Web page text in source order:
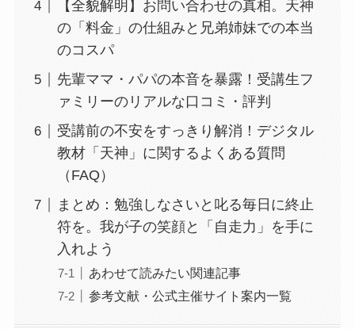
【全貌解明】お問い合わせの真相。天神
の「料金」の仕組みと兄弟姉妹での本当
のコスパ
先輩ママ・パパの本音を暴露！受講生フ
ァミリーのリアルな口コミ・評判
受講前の不安をすっきり解消！デジタル
教材「天神」に関するよくある質問
（FAQ）
まとめ：勉強しなさいと叱る毎日に終止
符を。我が子の笑顔と「自走力」を手に
入れよう
あわせて読みたい関連記事
参考文献・公式主催サイト案内一覧